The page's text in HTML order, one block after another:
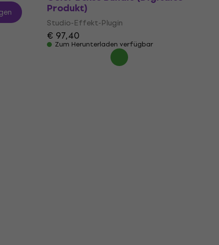
Produkt)
Studio-Effekt-Plugin
€ 97,40
Zum Herunterladen verfügbar